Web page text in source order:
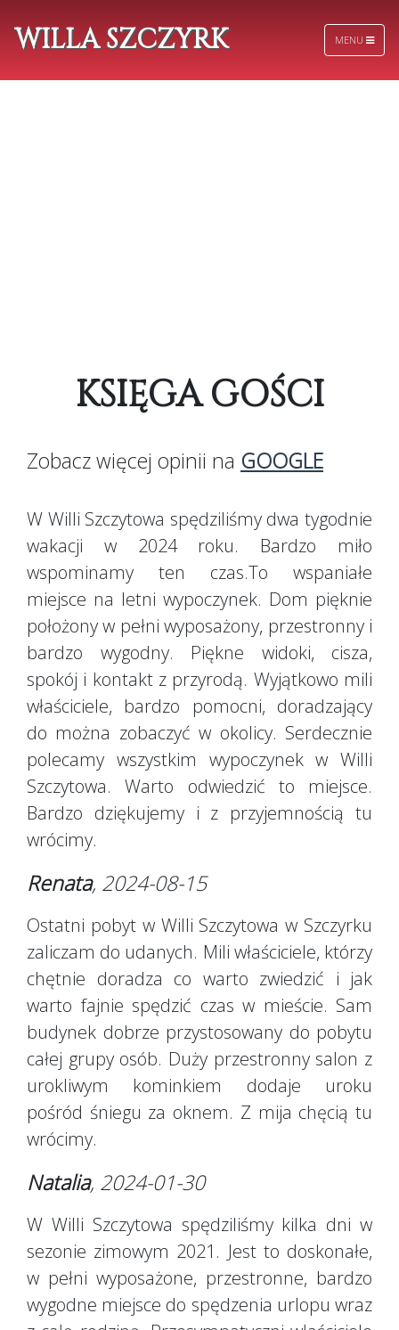
WILLA SZCZYRK MENU
KSIĘGA GOŚCI
Zobacz więcej opinii na GOOGLE
W Willi Szczytowa spędziliśmy dwa tygodnie
wakacji w 2024 roku. Bardzo miło
wspominamy ten czas.To wspaniałe
miejsce na letni wypoczynek. Dom pięknie
położony w pełni wyposażony, przestronny i
bardzo wygodny. Piękne widoki, cisza,
spokój i kontakt z przyrodą. Wyjątkowo mili
właściciele, bardzo pomocni, doradzający
do można zobaczyć w okolicy. Serdecznie
polecamy wszystkim wypoczynek w Willi
Szczytowa. Warto odwiedzić to miejsce.
Bardzo dziękujemy i z przyjemnością tu
wrócimy.
Renata, 2024-08-15
Ostatni pobyt w Willi Szczytowa w Szczyrku
zaliczam do udanych. Mili właściciele, którzy
chętnie doradza co warto zwiedzić i jak
warto fajnie spędzić czas w mieście. Sam
budynek dobrze przystosowany do pobytu
całej grupy osób. Duży przestronny salon z
urokliwym kominkiem dodaje uroku
pośród śniegu za oknem. Z mija chęcią tu
wrócimy.
Natalia, 2024-01-30
W Willi Szczytowa spędziliśmy kilka dni w
sezonie zimowym 2021. Jest to doskonałe,
w pełni wyposażone, przestronne, bardzo
wygodne miejsce do spędzenia urlopu wraz